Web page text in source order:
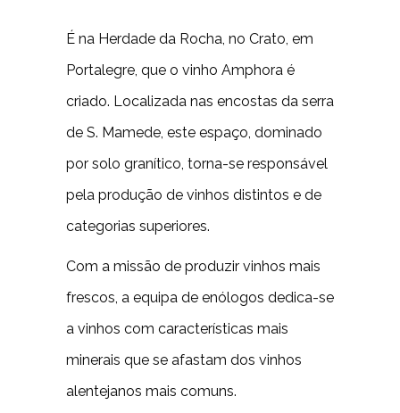
É na Herdade da Rocha, no Crato, em
Portalegre, que o vinho Amphora é
criado. Localizada nas encostas da serra
de S. Mamede, este espaço, dominado
por solo granítico, torna-se responsável
pela produção de vinhos distintos e de
categorias superiores.
Com a missão de produzir vinhos mais
frescos, a equipa de enólogos dedica-se
a vinhos com características mais
minerais que se afastam dos vinhos
alentejanos mais comuns.